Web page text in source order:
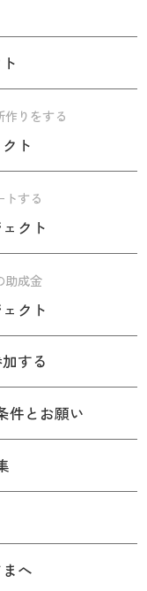
りをする
ト
トする
クト
助成金
クト
する
件とお願い
へ